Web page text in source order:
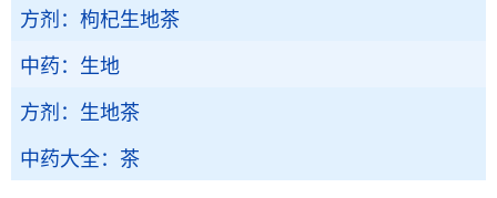
方剂：枸杞生地茶
中药：生地
方剂：生地茶
中药大全：茶